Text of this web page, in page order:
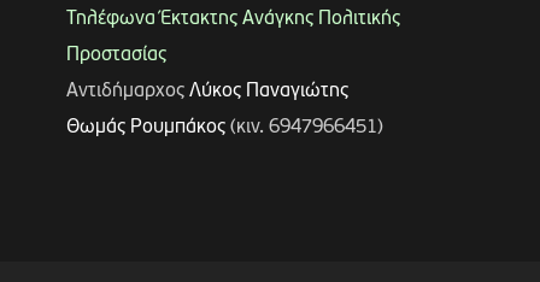
Τηλέφωνα Έκτακτης Ανάγκης Πολιτικής
Προστασίας
Αντιδήμαρχος Λύκος Παναγιώτης
Θωμάς Ρουμπάκος(κιν. 6947966451)